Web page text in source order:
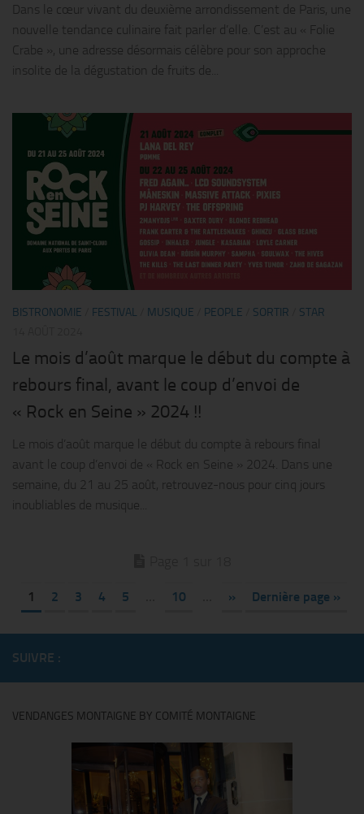
Dans le cœur vivant du deuxième arrondissement de Paris, une
nouvelle tendance culinaire fait parler d’elle. C’est au « Folie
Crabe », une adresse désormais célèbre pour son approche
insolite de la dégustation de fruits de...
BISTRONOMIE FESTIVAL MUSIQUE PEOPLE SORTIR
STAR
Le mois d’août marque le début du compte à
rebours final, avant le coup d’envoi de
« Rock en Seine » 2024 !!
Le mois d’août marque le début du compte à rebours final
avant le coup d’envoi de « Rock en Seine » 2024. Dans une
semaine, du 21 au 25 août, retrouvez-nous pour cinq jours
inoubliables de musique...
1 2 3 4 5 10 » Dernière page »
SUIVRE :
VENDANGES MONTAIGNE BY COMITÉ MONTAIGNE